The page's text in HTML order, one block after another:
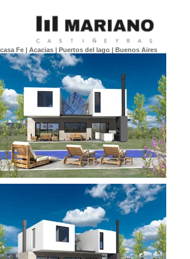
casa Fe | Acacias | Puertos del lago | Buenos Aires